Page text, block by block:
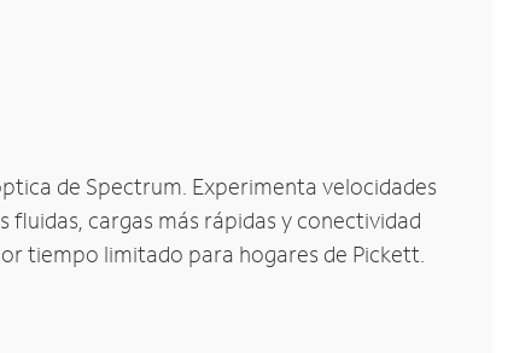
de Spectrum. Experimenta velocidades
fluidas, cargas más rápidas y conectividad
tiempo limitado para hogares de Pickett.